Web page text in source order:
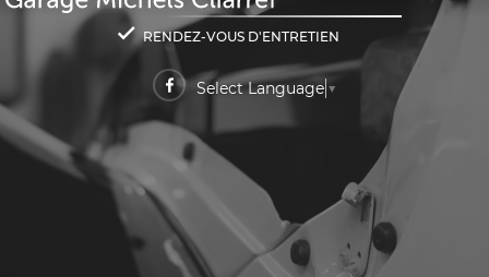
RENDEZ-VOUS D'ENTRETIEN
Select Language ▼